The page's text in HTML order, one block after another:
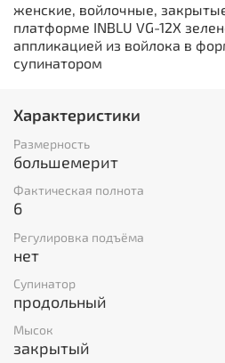
женские, войлочные,
платформе INBLU VG-12X
аппликацией из войлока в
супинатором
Характеристики
Размерность
большемерит
Фактическая полнота
6
Регулировка подъёма
нет
Супинатор
продольный
Мысок
закрытый